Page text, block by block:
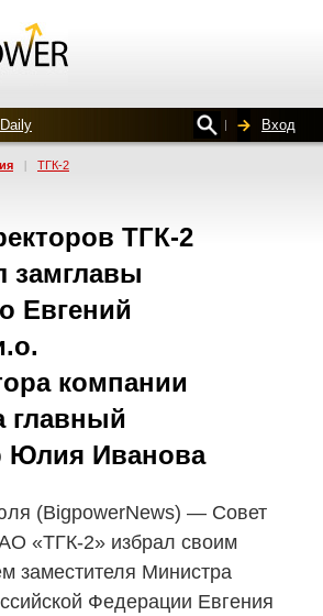
Вход
| ТГК-2
ТГК-2
замглавы
Евгений
компании
главный
Юлия Иванова
(BigpowerNews) — Совет
«ТГК-2» избрал своим
заместителя Министра
Федерации Евгения